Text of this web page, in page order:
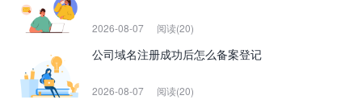
2026-08-07 阅读(20)
公司域名注册成功后怎么备案登记
2026-08-07 阅读(20)